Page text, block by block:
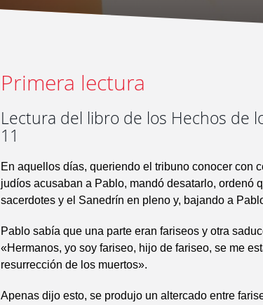
Primera lectura
Lectura del libro de los Hechos de
11
En aquellos días, queriendo el tribuno conocer con
judíos acusaban a Pablo, mandó desatarlo, ordenó
sacerdotes y el Sanedrín en pleno y, bajando a
Pablo sabía que una parte eran fariseos y otra
«Hermanos, yo soy fariseo, hijo de fariseo, se me
resurrección de los muertos».
Apenas dijo esto, se produjo un altercado entre